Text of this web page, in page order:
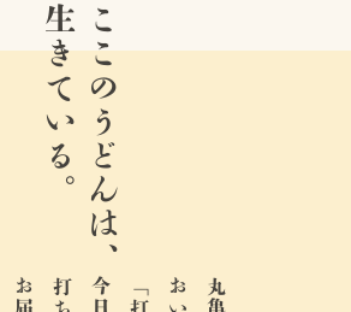
ここのうどんは、
生きている。